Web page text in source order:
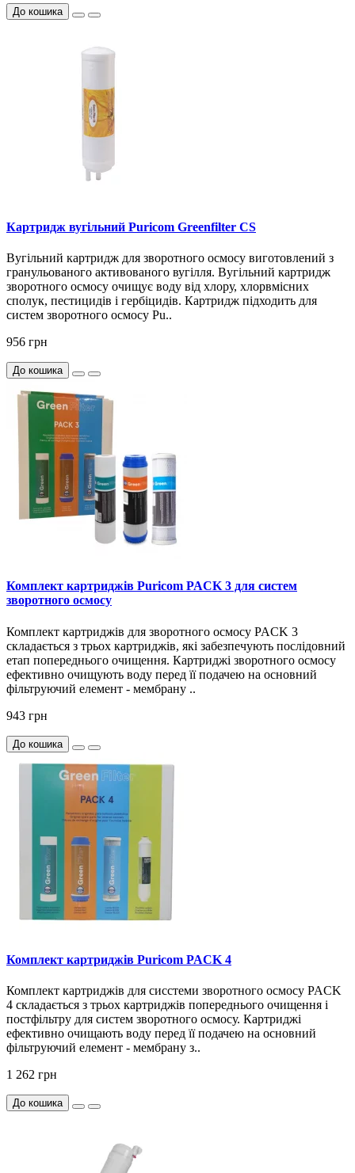
До кошика
Картридж вугільний Puricom Greenfilter CS
Вугільний картридж для зворотного осмосу виготовлений з
гранульованого активованого вугілля. Вугільний картридж
зворотного осмосу очищує воду від хлору, хлорвмісних
сполук, пестицидів і гербіцидів. Картридж підходить для
систем зворотного осмосу Pu..
956 грн
До кошика
Комплект картриджів Puricom PACK 3 для систем
зворотного осмосу
Комплект картриджів для зворотного осмосу PACK 3
складається з трьох картриджів, які забезпечують послідовний
етап попереднього очищення. Картриджі зворотного осмосу
ефективно очищують воду перед її подачею на основний
фільтруючий елемент - мембрану ..
943 грн
До кошика
Комплект картриджів Puricom PACK 4
Комплект картриджів для сисстеми зворотного осмосу PACK
4 складається з трьох картриджів попереднього очищення і
постфільтру для систем зворотного осмосу. Картриджі
ефективно очищають воду перед її подачею на основний
фільтруючий елемент - мембрану з..
1 262 грн
До кошика